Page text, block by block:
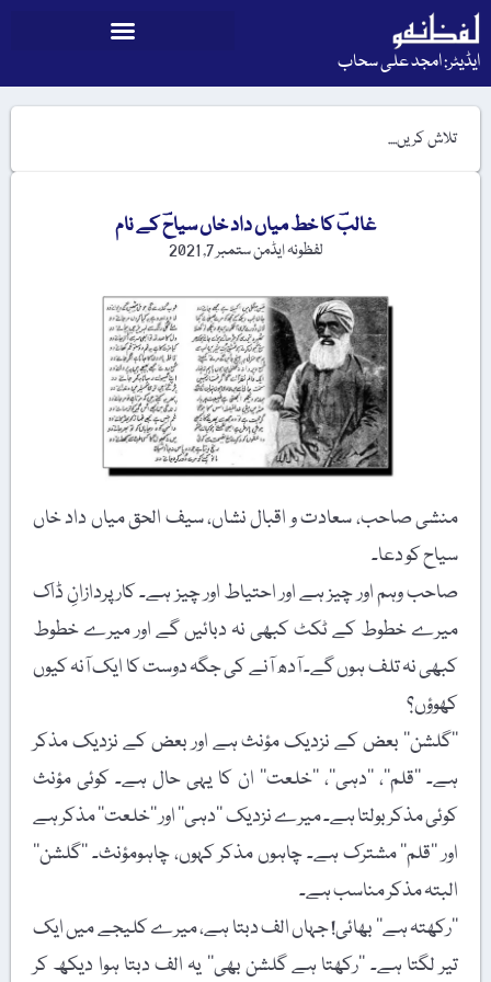
ایڈیٹر: امجد علی سحاب
غالبؔ کا خط میاں داد خاں سیاحؔ کے نام
لفظونہ ایڈمنستمبر 7, 2021
منشی صاحب، سعادت و اقبال نشاں، سیف الحق میاں داد خاں
سیاح کو دعا۔
صاحب وہم اور چیز ہے اور احتیاط اور چیز ہے۔ کارپردازانِ ڈاک
میرے خطوط کے ٹکٹ کبھی نہ دبائیں گے اور میرے خطوط
کبھی نہ تلف ہوں گے۔ آدھ آنے کی جگہ دوست کا ایک آنہ کیوں
کھوؤں؟
’’گلشن‘‘ بعض کے نزدیک مؤنث ہے اور بعض کے نزدیک مذکر
ہے۔ ’’قلم‘‘، ’’دہی‘‘، ’’خلعت‘‘ ان کا یہی حال ہے۔ کوئی مؤنث
کوئی مذکر بولتا ہے۔ میرے نزدیک ’’دہی‘‘ اور ’’خلعت‘‘ مذکر ہے
اور ’’قلم‘‘ مشترک ہے۔ چاہوں مذکر کہوں، چاہومؤنث۔ ’’گلشن‘‘
البتہ مذکر مناسب ہے۔
’’رکھتہ ہے‘‘ بھائی! جہاں الف دبتا ہے، میرے کلیجے میں ایک
تیر لگتا ہے۔ ’’رکھتا ہے گلشن بھی‘‘ یہ الف دبتا ہوا دیکھ کر